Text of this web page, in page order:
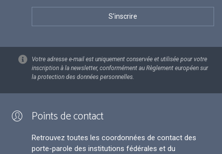
Votre adresse e-mail est uniquement conservée et utilisée pour votre
inscription à la newsletter, conformément au Règlement européen sur
la protection des données personnelles.
Points de contact
Retrouvez toutes les coordonnées de contact des
porte-parole des institutions fédérales et du